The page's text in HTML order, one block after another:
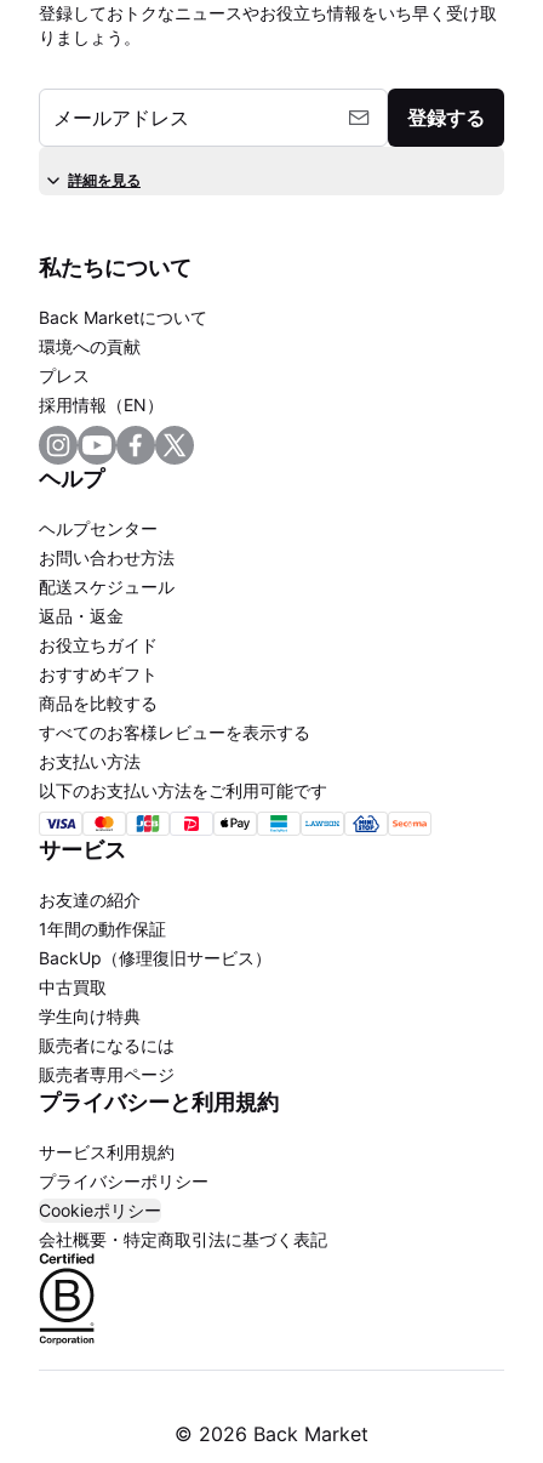
登録しておトクなニュースやお役立ち情報をいち早く受け取
りましょう。
メールアドレス 登録する
詳細を見る
私たちについて
Back Marketについて
環境への貢献
プレス
採用情報（EN）
ヘルプ
ヘルプセンター
お問い合わせ方法
配送スケジュール
返品・返金
お役立ちガイド
おすすめギフト
商品を比較する
すべてのお客様レビューを表示する
お支払い方法
以下のお支払い方法をご利用可能です
サービス
お友達の紹介
1年間の動作保証
BackUp（修理復旧サービス）
中古買取
学生向け特典
販売者になるには
販売者専用ページ
プライバシーと利用規約
サービス利用規約
プライバシーポリシー
Cookieポリシー
会社概要・特定商取引法に基づく表記
© 2026 Back Market